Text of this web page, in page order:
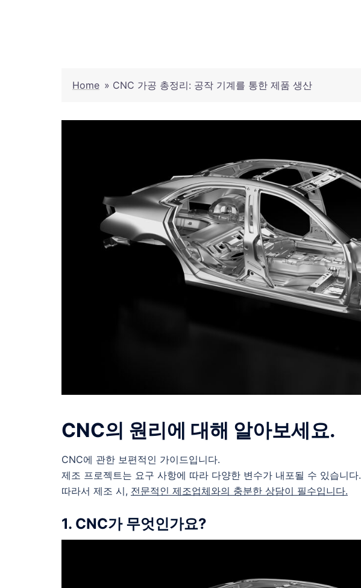
Home » CNC 가공 총정리: 공작 기계를 통한 제품 생산
CNC의 원리에 대해 알아보세요.
CNC에 관한 보편적인 가이드입니다.
제조 프로젝트는 요구 사항에 따라 다양한 변수가 내포될 수 있습니다.
따라서 제조 시, 전문적인 제조업체와의 충분한 상담이 필수입니다.
1. CNC가 무엇인가요?